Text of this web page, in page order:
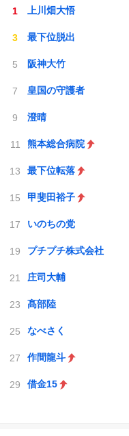
上川畑大悟
最下位脱出
阪神大竹
皇国の守護者
澄晴
熊本総合病院
最下位転落
甲斐田裕子
いのちの党
プチプチ株式会社
庄司大輔
髙部陸
なべさく
作間龍斗
借金15